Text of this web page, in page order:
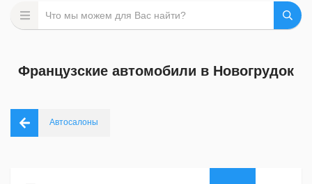
Французские автомобили в Новогрудок
Автосалоны